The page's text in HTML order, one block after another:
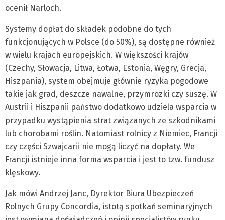
ocenił Narloch.
Systemy dopłat do składek podobne do tych
funkcjonujących w Polsce (do 50%), są dostępne również
w wielu krajach europejskich. W większości krajów
(Czechy, Słowacja, Litwa, Łotwa, Estonia, Węgry, Grecja,
Hiszpania), system obejmuje głównie ryzyka pogodowe
takie jak grad, deszcze nawalne, przymrozki czy suszę. W
Austrii i Hiszpanii państwo dodatkowo udziela wsparcia w
przypadku wystąpienia strat związanych ze szkodnikami
lub chorobami roślin. Natomiast rolnicy z Niemiec, Francji
czy części Szwajcarii nie mogą liczyć na dopłaty. We
Francji istnieje inna forma wsparcia i jest to tzw. fundusz
klęskowy.
Jak mówi Andrzej Janc, Dyrektor Biura Ubezpieczeń
Rolnych Grupy Concordia, istotą spotkań seminaryjnych